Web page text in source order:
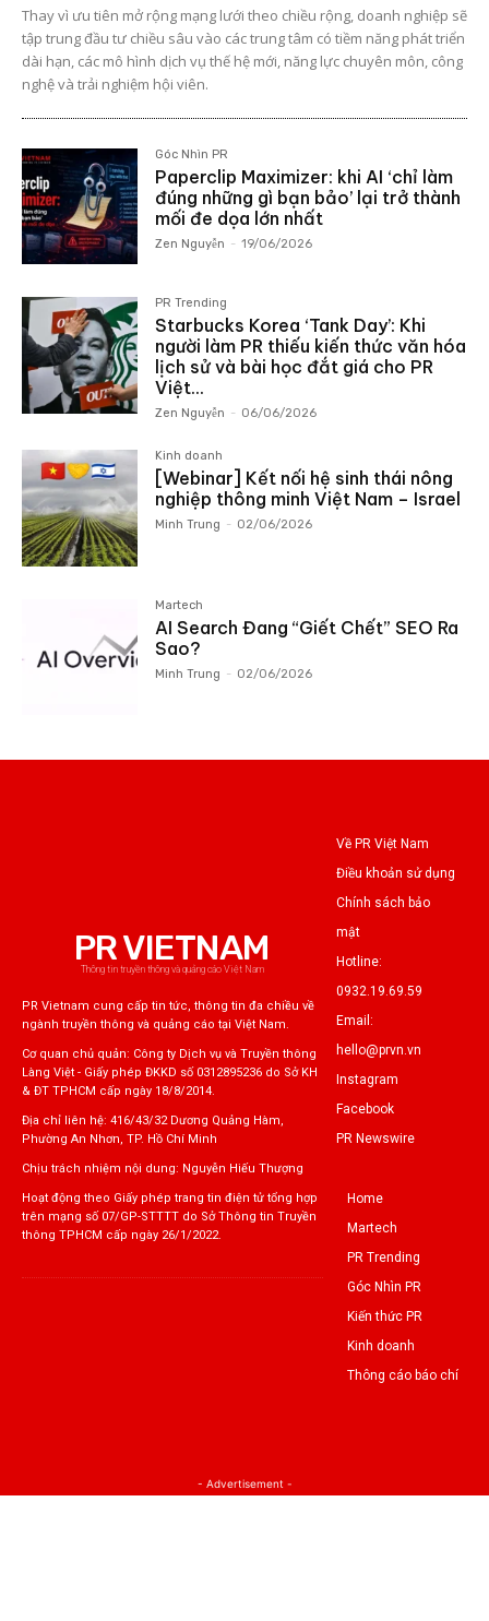
Thay vì ưu tiên mở rộng mạng lưới theo chiều rộng, doanh nghiệp sẽ
tập trung đầu tư chiều sâu vào các trung tâm có tiềm năng phát triển
dài hạn, các mô hình dịch vụ thế hệ mới, năng lực chuyên môn, công
nghệ và trải nghiệm hội viên.
Góc Nhìn PR
Paperclip Maximizer: khi AI ‘chỉ làm
đúng những gì bạn bảo’ lại trở thành
mối đe dọa lớn nhất
Zen Nguyễn - 19/06/2026
PR Trending
Starbucks Korea ‘Tank Day’: Khi
người làm PR thiếu kiến thức văn hóa
lịch sử và bài học đắt giá cho PR
Việt...
Zen Nguyễn - 06/06/2026
Kinh doanh
[Webinar] Kết nối hệ sinh thái nông
nghiệp thông minh Việt Nam – Israel
Minh Trung - 02/06/2026
Martech
AI Search Đang “Giết Chết” SEO Ra
Sao?
Minh Trung - 02/06/2026
PR VIETNAM
Thông tin truyền thông và quảng cáo Việt Nam
PR Vietnam cung cấp tin tức, thông tin đa chiều về
ngành truyền thông và quảng cáo tại Việt Nam.
Cơ quan chủ quản: Công ty Dịch vụ và Truyền thông
Làng Việt - Giấy phép ĐKKD số 0312895236 do Sở KH
& ĐT TPHCM cấp ngày 18/8/2014.
Địa chỉ liên hệ: 416/43/32 Dương Quảng Hàm,
Phường An Nhơn, TP. Hồ Chí Minh
Chịu trách nhiệm nội dung: Nguyễn Hiếu Thượng
Hoạt động theo Giấy phép trang tin điện tử tổng hợp
trên mạng số 07/GP-STTTT do Sở Thông tin Truyền
thông TPHCM cấp ngày 26/1/2022.
Về PR Việt Nam
Điều khoản sử dụng
Chính sách bảo
mật
Hotline:
0932.19.69.59
Email:
hello@prvn.vn
Instagram
Facebook
PR Newswire
Home
Martech
PR Trending
Góc Nhìn PR
Kiến thức PR
Kinh doanh
Thông cáo báo chí
- Advertisement -